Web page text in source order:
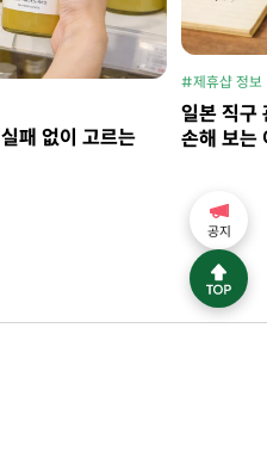
패 없이 고르는
#제휴샵 정보
일본 직구
손해 보는
공지